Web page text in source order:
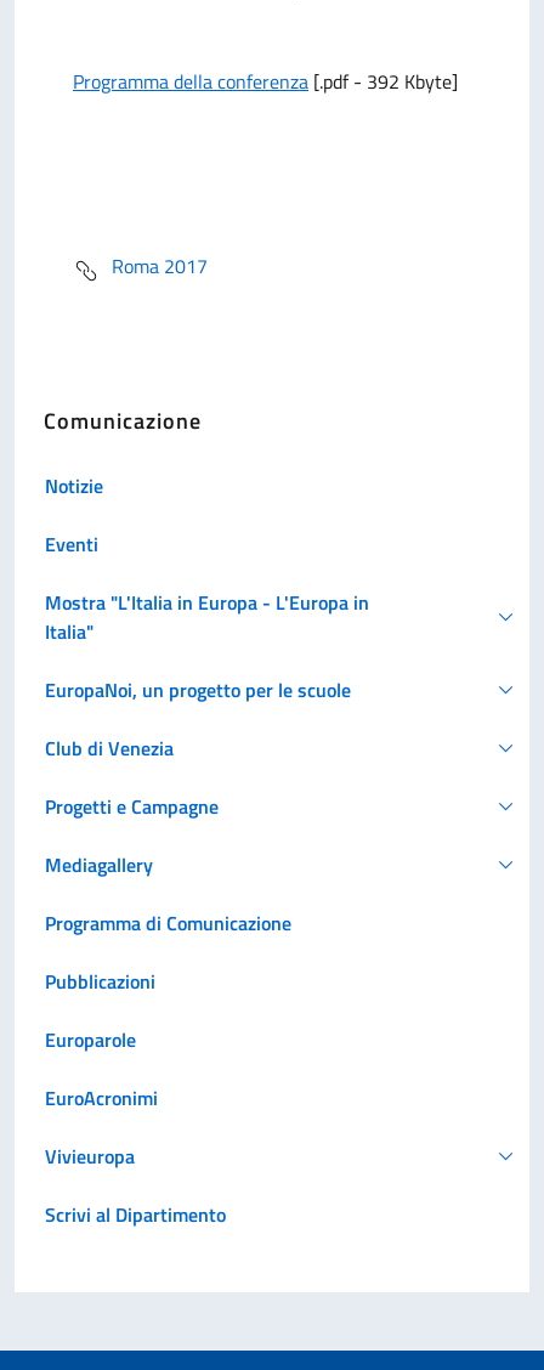
Programma della conferenza [.pdf - 392 Kbyte]
Roma 2017
Comunicazione
Notizie
Eventi
Mostra "L'Italia in Europa - L'Europa in
Italia"
EuropaNoi, un progetto per le scuole
Club di Venezia
Progetti e Campagne
Mediagallery
Programma di Comunicazione
Pubblicazioni
Europarole
EuroAcronimi
Vivieuropa
Scrivi al Dipartimento